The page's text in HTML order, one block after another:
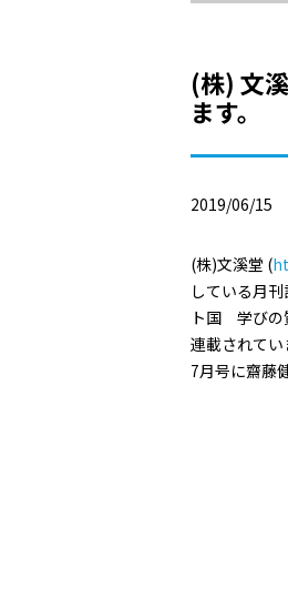
(株) 文
ます。
2019/06/15
(株)文溪堂 (
している月
ト国 学びの
連載されてい
7月号に齋藤